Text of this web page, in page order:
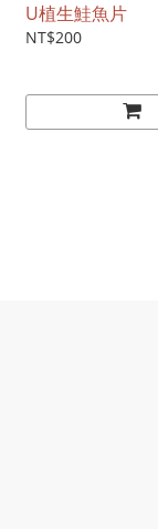
U植生鮭魚片
NT$200